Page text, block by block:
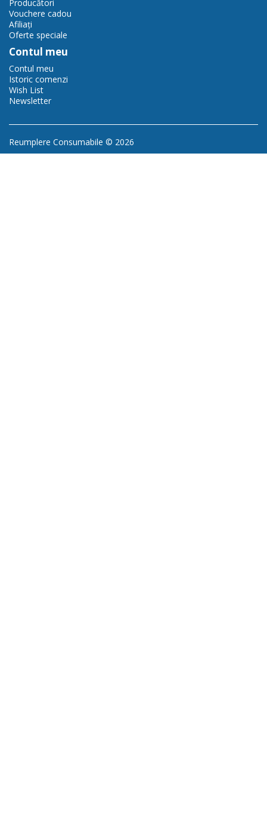
Producători
Vouchere cadou
Afiliaţi
Oferte speciale
Contul meu
Contul meu
Istoric comenzi
Wish List
Newsletter
Reumplere Consumabile © 2026